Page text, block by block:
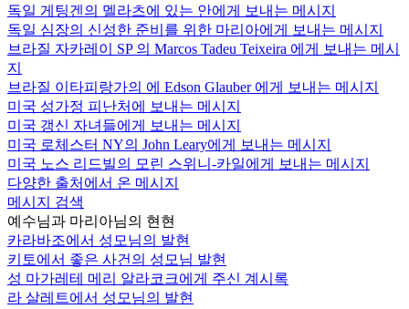
독일 게팅겐의 멜라츠에 있는 안에게 보내는 메시지
독일 심장의 신성한 준비를 위한 마리아에게 보내는 메시지
브라질 자카레이 SP 의 Marcos Tadeu Teixeira 에게 보내는 메시
지
브라질 이타피랑가의 에 Edson Glauber 에게 보내는 메시지
미국 성가정 피난처에 보내는 메시지
미국 갱신 자녀들에게 보내는 메시지
미국 로체스터 NY의 John Leary에게 보내는 메시지
미국 노스 리드빌의 모린 스위니-카일에게 보내는 메시지
다양한 출처에서 온 메시지
메시지 검색
예수님과 마리아님의 현현
카라바조에서 성모님의 발현
키토에서 좋은 사건의 성모님 발현
성 마가레테 메리 알라코크에게 주신 계시록
라 살레트에서 성모님의 발현